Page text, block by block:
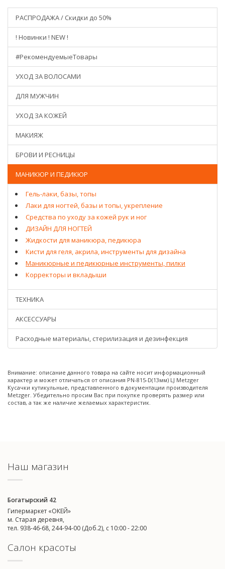
РАСПРОДАЖА / Скидки до 50%
! Новинки ! NEW !
#РекомендуемыеТовары
УХОД ЗА ВОЛОСАМИ
ДЛЯ МУЖЧИН
УХОД ЗА КОЖЕЙ
МАКИЯЖ
БРОВИ И РЕСНИЦЫ
МАНИКЮР И ПЕДИКЮР
Гель-лаки, базы, топы
Лаки для ногтей, базы и топы, укрепление
Средства по уходу за кожей рук и ног
ДИЗАЙН ДЛЯ НОГТЕЙ
Жидкости для маникюра, педикюра
Кисти для геля, акрила, инструменты для дизайна
Маникюрные и педикюрные инструменты, пилки
Корректоры и вкладыши
ТЕХНИКА
АКСЕССУАРЫ
Расходные материалы, стерилизация и дезинфекция
Внимание: описание данного товара на сайте носит информационный
характер и может отличаться от описания PN-815-D(13мм) LJ Metzger
Кусачки кутикульные, представленного в документации производителя
Metzger. Убедительно просим Вас при покупке проверять размер или
состав, а так же наличие желаемых характеристик.
Наш магазин
Богатырский 42
Гипермаркет «ОКЕЙ»
м. Старая деревня,
тел. 938-46-68, 244-94-00 (Доб.2), c 10:00 - 22:00
Салон красоты